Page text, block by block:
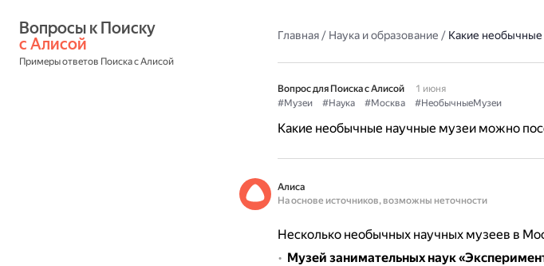
с Алисой
Примеры ответов Поиска с Алисой
Главная/ Наука и образование / Какие
Вопрос для Поиска с Алисой
1 июня
#Музеи
#Наука #Москва #НеобычныеМузеи
Какие необычные научные музеи можно
Алиса
На основе источников, возможны неточности
Несколько необычных научных музеев в
Музей занимательных наук